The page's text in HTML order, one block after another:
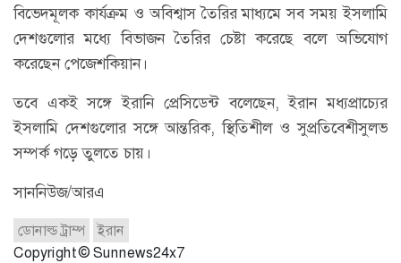
বিভেদমূলক কার্যক্রম ও অবিশ্বাস তৈরির মাধ্যমে সব সময় ইসলামি
দেশগুলোর মধ্যে বিভাজন তৈরির চেষ্টা করেছে বলে অভিযোগ
করেছেন পেজেশকিয়ান।
তবে একই সঙ্গে ইরানি প্রেসিডেন্ট বলেছেন, ইরান মধ্যপ্রাচ্যের
ইসলামি দেশগুলোর সঙ্গে আন্তরিক, স্থিতিশীল ও সুপ্রতিবেশীসুলভ
সম্পর্ক গড়ে তুলতে চায়।
সাননিউজ/আরএ
ডোনাল্ড ট্রাম্প
ইরান
Copyright © Sunnews24x7